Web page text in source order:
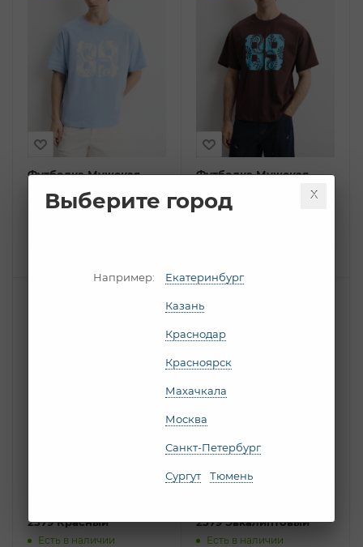
Футболка Мужская
35217 Голубой
Есть в наличии
Футболка Мужская
35217 Горький шоколад
Есть в наличии
2579 Красный
Есть в наличии
2579 Эвкалиптовый
Есть в наличии
Выберите город
Например: Екатеринбург
Казань
Краснодар
Красноярск
Махачкала
Москва
Санкт-Петербург
Сургут Тюмень